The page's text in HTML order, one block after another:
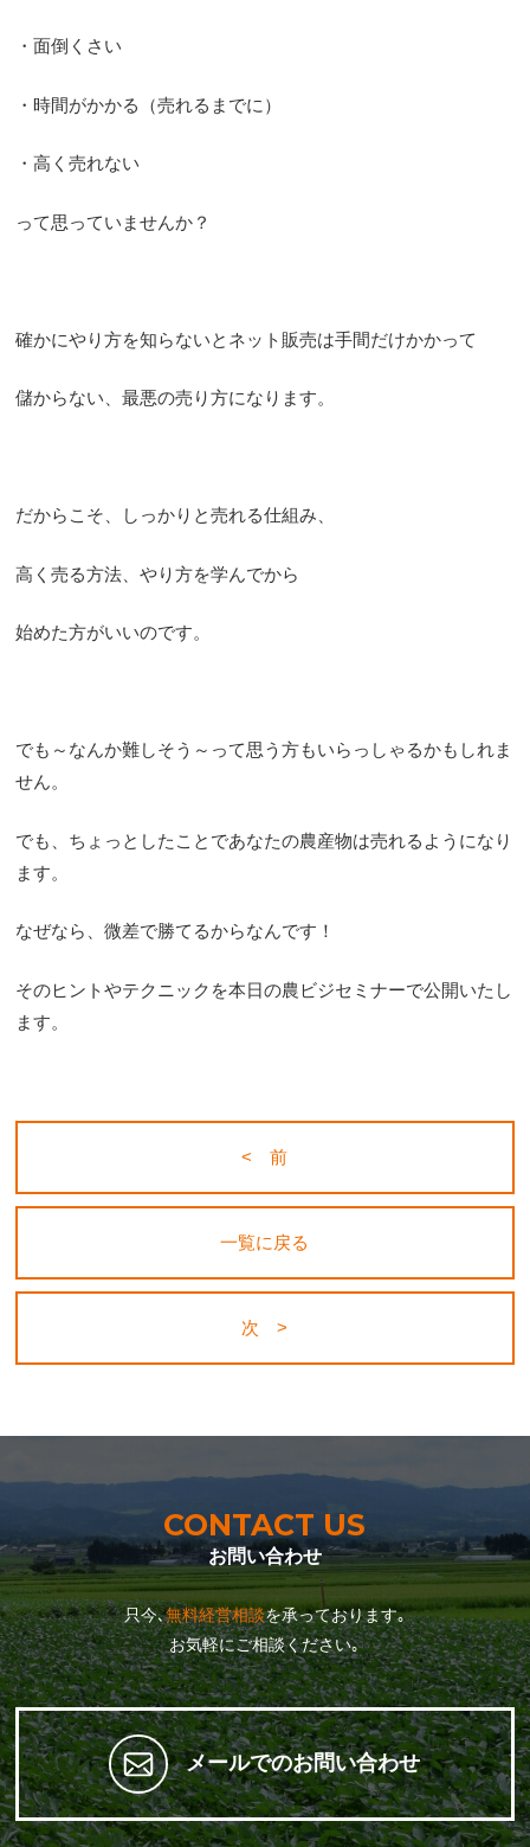
・面倒くさい
・時間がかかる（売れるまでに）
・高く売れない
って思っていませんか？
確かにやり方を知らないとネット販売は手間だけかかって
儲からない、最悪の売り方になります。
だからこそ、しっかりと売れる仕組み、
高く売る方法、やり方を学んでから
始めた方がいいのです。
でも～なんか難しそう～ って思う方もいらっしゃるかもしれま
せん。
でも、 ちょっとしたことであなたの農産物は売れるようになり
ます。
なぜなら、微差で勝てるからなんです！
そのヒントやテクニックを本日の農ビジセミナーで公開いたし
ます。
< 前
一覧に戻る
次 >
CONTACT US
お問い合わせ
只今､無料経営相談を承っております｡
お気軽にご相談ください｡
メールでのお問い合わせ